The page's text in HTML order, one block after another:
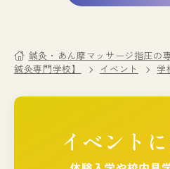
鍼灸・あん摩マッサージ指圧の
鍼灸専門学校】
イベント 学